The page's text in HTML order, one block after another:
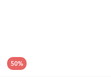
50%